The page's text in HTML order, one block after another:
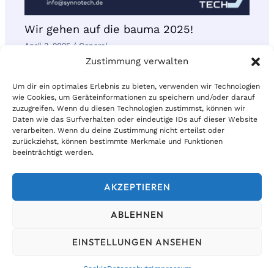
Zustimmung verwalten
Um dir ein optimales Erlebnis zu bieten, verwenden wir Technologien
wie Cookies, um Geräteinformationen zu speichern und/oder darauf
zuzugreifen. Wenn du diesen Technologien zustimmst, können wir
Daten wie das Surfverhalten oder eindeutige IDs auf dieser Website
verarbeiten. Wenn du deine Zustimmung nicht erteilst oder
zurückziehst, können bestimmte Merkmale und Funktionen
beeinträchtigt werden.
AKZEPTIEREN
ABLEHNEN
EINSTELLUNGEN ANSEHEN
Wir gehen auf die bauma 2025!
April 3, 2025 / General
© 2026 | Synnotech AG
Kontakt
Datenschutz
Impressum
Linkedin Facebook